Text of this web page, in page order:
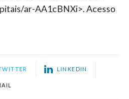
ar-AA1cBNXi>. Acesso
LINKEDIN